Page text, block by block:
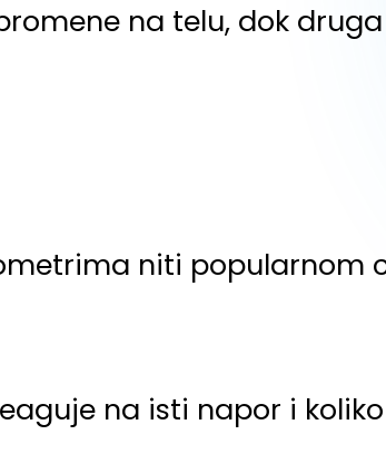
na telu, dok
niti popularnom
na isti napor i koliko